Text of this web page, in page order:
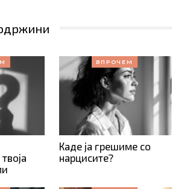
ВПРОЧЕМ
Каде ја грешиме со
нарцисите?